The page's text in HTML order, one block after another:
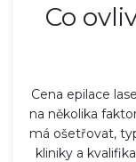
Co
Cena epilace
na několika
má ošetřovat,
kliniky a